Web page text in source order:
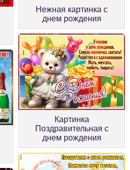
Нежная картинка с
днем рождения
Картинка
Поздравительная с
днем рождения